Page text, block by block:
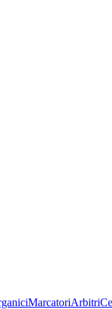
MarcatoriArbitri